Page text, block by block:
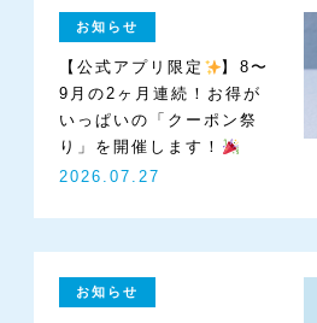
Recruit Company
お知らせ
【公式アプリ限定
】8〜
9月の2ヶ月連続！お得が
いっぱいの「クーポン祭
り」を開催します！
2026.07.27
お知らせ